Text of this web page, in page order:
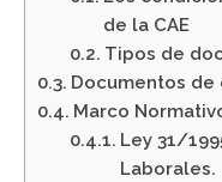
de la CAE
Tipos de
Documentos de
Marco
Ley 31/
Laborales.